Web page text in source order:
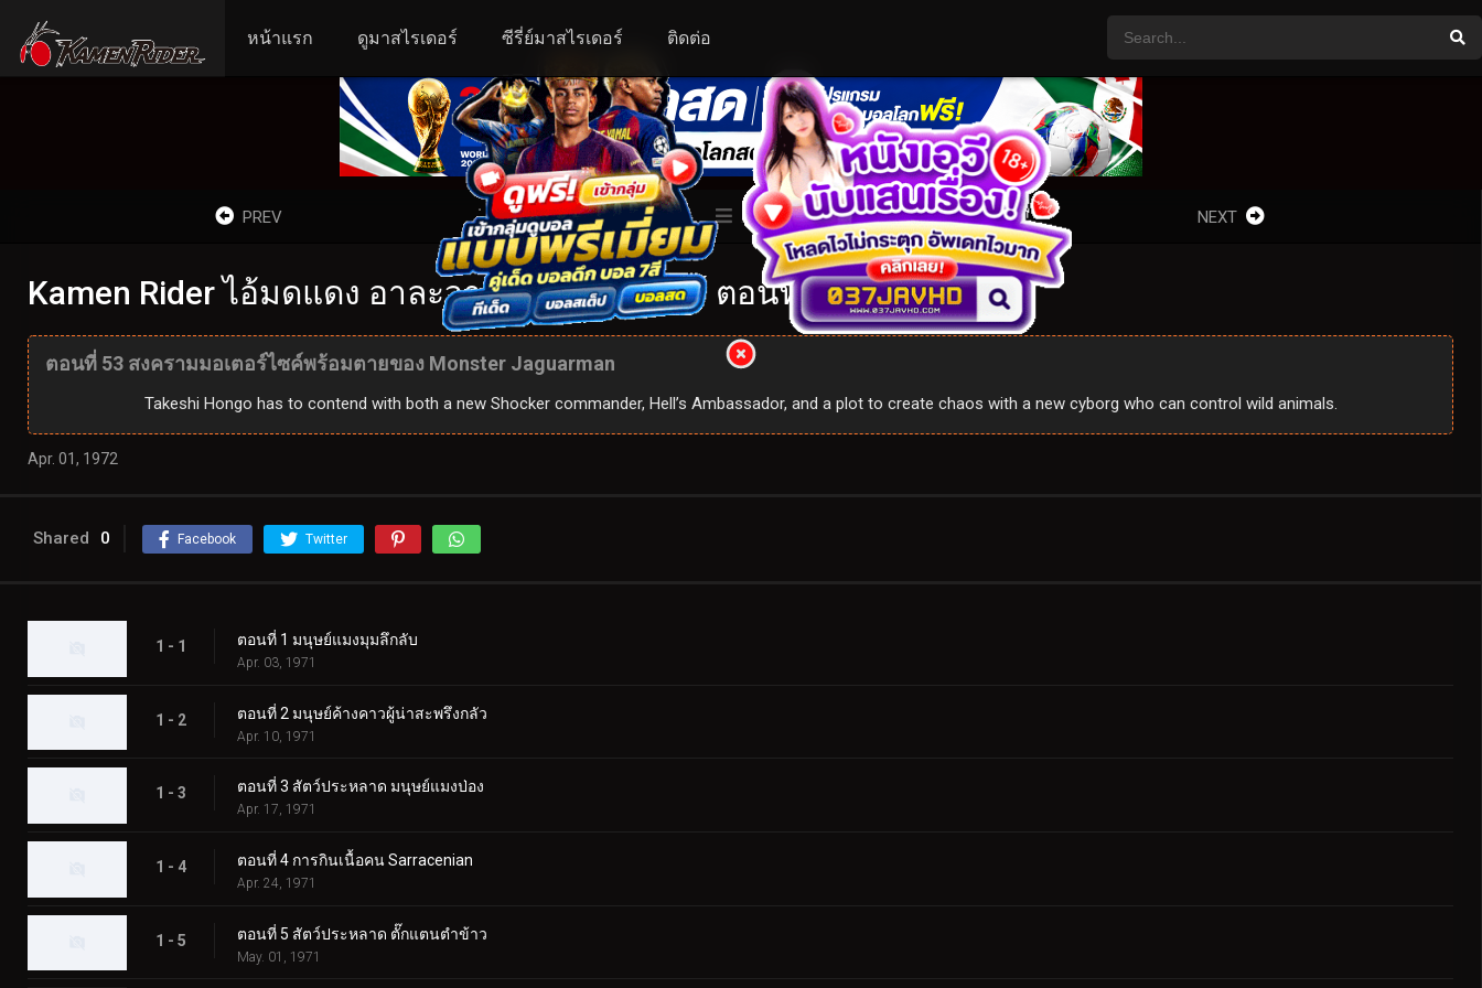
หน้าแรก ดูมาสไรเดอร์ ซีรี่ย์มาสไรเดอร์ ติดต่อ
PREV ALL NEXT
Kamen Rider ไอ้มดแดง อาละวาด ดับเบิ้ลไรเดอร์ ตอนที่ 53: 1x53
ตอนที่ 53 สงครามมอเตอร์ไซค์พร้อมตายของ Monster Jaguarman
Takeshi Hongo has to contend with both a new Shocker commander, Hell’s Ambassador, and a plot to create chaos with a new cyborg who can control wild animals.
Apr. 01, 1972
Shared 0 Facebook Twitter
1 - 1 ตอนที่ 1 มนุษย์แมงมุมลึกลับ
Apr. 03, 1971
1 - 2 ตอนที่ 2 มนุษย์ค้างคาวผู้น่าสะพรึงกลัว
Apr. 10, 1971
1 - 3 ตอนที่ 3 สัตว์ประหลาด มนุษย์แมงป่อง
Apr. 17, 1971
1 - 4 ตอนที่ 4 การกินเนื้อคน Sarracenian
Apr. 24, 1971
1 - 5 ตอนที่ 5 สัตว์ประหลาด ตั๊กแตนตำข้าว
May. 01, 1971